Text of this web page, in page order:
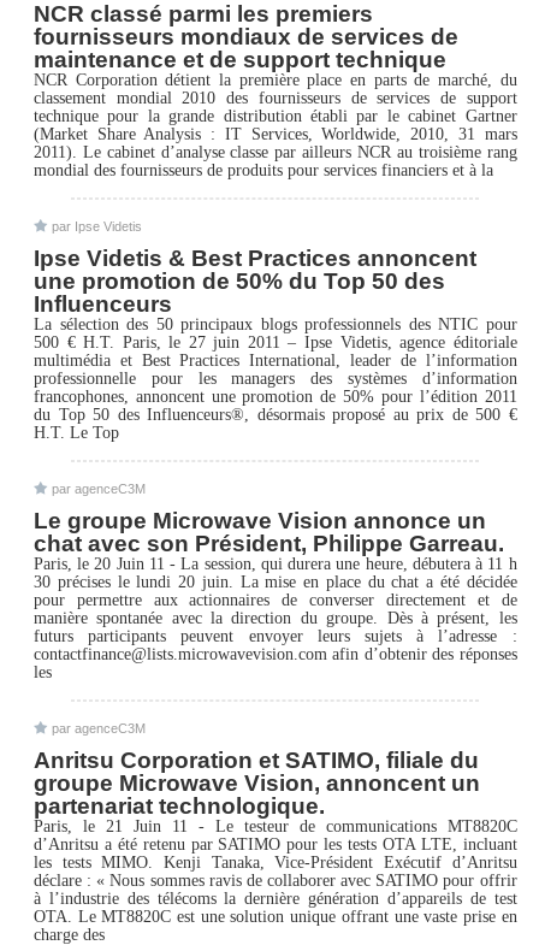
NCR classé parmi les premiers
fournisseurs mondiaux de services de
maintenance et de support technique
NCR Corporation détient la première place en parts de marché, du
classement mondial 2010 des fournisseurs de services de support
technique pour la grande distribution établi par le cabinet Gartner
(Market Share Analysis : IT Services, Worldwide, 2010, 31 mars
2011). Le cabinet d’analyse classe par ailleurs NCR au troisième rang
mondial des fournisseurs de produits pour services financiers et à la
par Ipse Videtis
Ipse Videtis & Best Practices annoncent
une promotion de 50% du Top 50 des
Influenceurs
La sélection des 50 principaux blogs professionnels des NTIC pour
500 € H.T. Paris, le 27 juin 2011 – Ipse Videtis, agence éditoriale
multimédia et Best Practices International, leader de l’information
professionnelle pour les managers des systèmes d’information
francophones, annoncent une promotion de 50% pour l’édition 2011
du Top 50 des Influenceurs®, désormais proposé au prix de 500 €
H.T. Le Top
par agenceC3M
Le groupe Microwave Vision annonce un
chat avec son Président, Philippe Garreau.
Paris, le 20 Juin 11 - La session, qui durera une heure, débutera à 11 h
30 précises le lundi 20 juin. La mise en place du chat a été décidée
pour permettre aux actionnaires de converser directement et de
manière spontanée avec la direction du groupe. Dès à présent, les
futurs participants peuvent envoyer leurs sujets à l’adresse :
contactfinance@lists.microwavevision.com afin d’obtenir des réponses
les
par agenceC3M
Anritsu Corporation et SATIMO, filiale du
groupe Microwave Vision, annoncent un
partenariat technologique.
Paris, le 21 Juin 11 - Le testeur de communications MT8820C
d’Anritsu a été retenu par SATIMO pour les tests OTA LTE, incluant
les tests MIMO. Kenji Tanaka, Vice-Président Exécutif d’Anritsu
déclare : « Nous sommes ravis de collaborer avec SATIMO pour offrir
à l’industrie des télécoms la dernière génération d’appareils de test
OTA. Le MT8820C est une solution unique offrant une vaste prise en
charge des